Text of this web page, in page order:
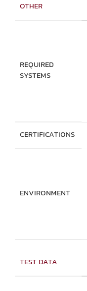
OTHER
REQUIRED
SYSTEMS
CERTIFICATIONS
ENVIRONMENT
TEST DATA